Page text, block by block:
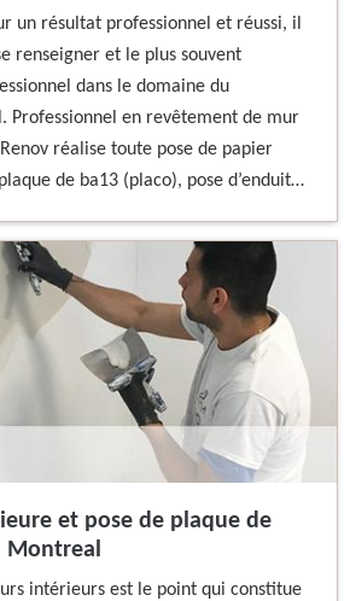
un résultat professionnel et réussi, il
renseigner et le plus souvent
dans le domaine du
Professionnel en revêtement de mur
réalise toute pose de papier
de ba13 (placo), pose d’enduit…
et pose de plaque de
Montreal
intérieurs est le point qui constitue